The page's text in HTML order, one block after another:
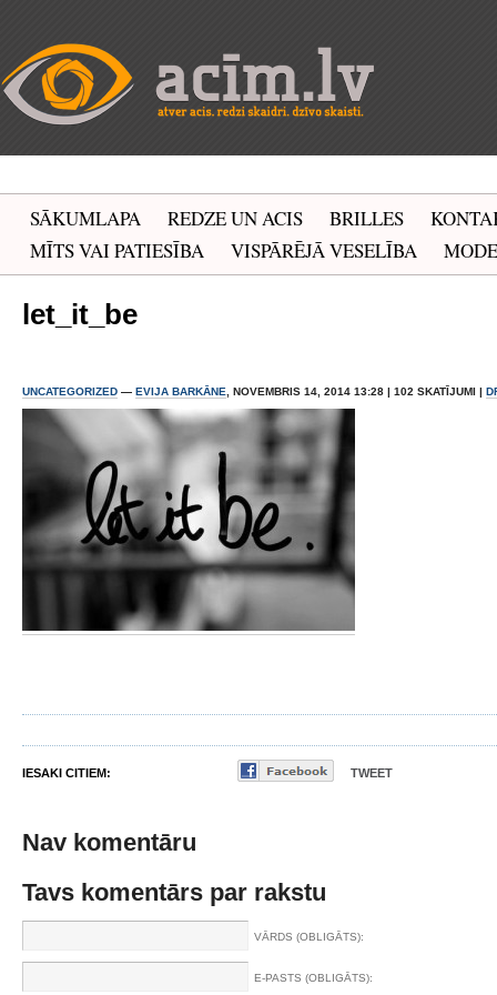
SĀKUMLAPA REDZE UN ACIS BRILLES
MĪTS VAI PATIESĪBA
VISPĀRĒJĀ VESELĪBA MODE
let_it_be
UNCATEGORIZED — EVIJA BARKĀNE , NOVEMBRIS 14, 2014 13:28 | 102 SKATĪJUMI |
IESAKI CITIEM: TWEET
Nav komentāru
Tavs komentārs par rakstu
VĀRDS (OBLIGĀTS):
E-PASTS (OBLIGĀTS):